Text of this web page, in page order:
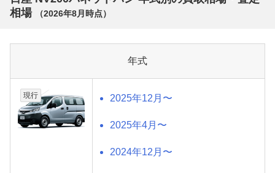
相場
（2026年8月 時点）
年式
現行 2025年12月〜
2025年4月〜
2024年12月〜